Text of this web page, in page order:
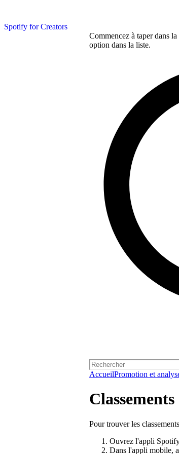
Spotify for Creators
Commencez à taper dans
option dans la liste.
AccueilPromotion et
Pour trouver les
Ouvrez l'appli
Dans l'appli mobile,